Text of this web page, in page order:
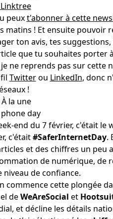
peuxt'abonner à cette
matins ! Et ensuite pouvoir
ton avis, tes
que tu souhaites porter
je ne reprends pas sur cette
Twitterou LinkedIn, donc
!
la une
end du 7 février, c'était le
c'était#SaferInternetDay.
et des chiffres un peu
de numérique, de
niveau de confiance.
commence cette plongée
deWeAreSocial et
et décline les détails